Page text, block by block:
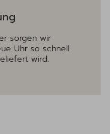
sorgen wir
Uhr so schnell
wird.